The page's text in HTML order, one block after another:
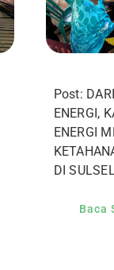
Post:
ENERGI,
ENERGI
DI
Baca